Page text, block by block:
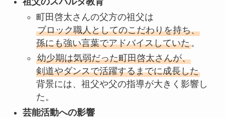
町田啓太さんの父方の祖父は
ブロック職人としてのこだわりを持ち、
孫にも強い言葉でアドバイスしていた。
幼少期は気弱だった町田啓太さんが、
剣道やダンスで活躍するまでに成長した
背景には、祖父や父の指導が大きく影響し
た。
芸能活動への影響